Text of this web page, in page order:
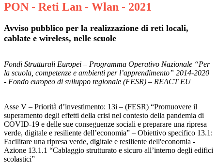
PON - Reti Lan - Wlan - 2021
Avviso pubblico per la realizzazione di reti locali,
cablate e wireless, nelle scuole
Fondi Strutturali Europei – Programma Operativo Nazionale “Per
la scuola, competenze e ambienti per l’apprendimento” 2014-2020
- Fondo europeo di sviluppo regionale (FESR) – REACT EU
Asse V – Priorità d’investimento: 13i – (FESR) “Promuovere il
superamento degli effetti della crisi nel contesto della pandemia di
COVID-19 e delle sue conseguenze sociali e preparare una ripresa
verde, digitale e resiliente dell’economia” – Obiettivo specifico 13.1:
Facilitare una ripresa verde, digitale e resiliente dell'economia -
Azione 13.1.1 “Cablaggio strutturato e sicuro all’interno degli edifici
scolastici”